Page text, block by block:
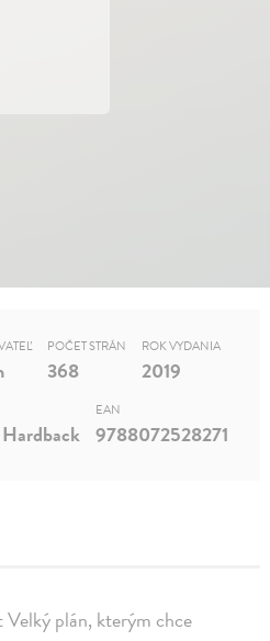
Velký plán, kterým chce
POČET STRÁN
368
ROK VYDANIA
2019
EAN
9788072528271